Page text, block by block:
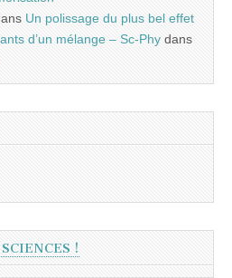
Un polissage du plus bel effet
d’un mélange – Sc-Phy dans
!